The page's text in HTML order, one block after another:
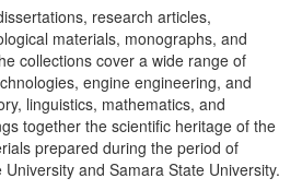
research articles,
materials, monographs, and
collections cover a wide range of
engine engineering, and
linguistics, mathematics, and
together the scientific heritage of the
prepared during the period of
and Samara State University.